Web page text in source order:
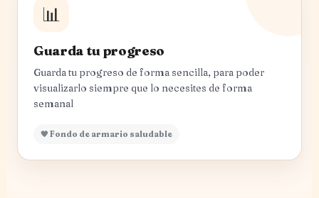
📊
Guarda tu progreso
Guarda tu progreso de forma sencilla, para poder
visualizarlo siempre que lo necesites de forma
semanal
🧡 Fondo de armario saludable